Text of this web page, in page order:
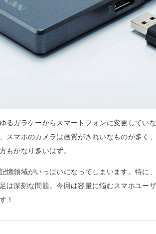
るガラケーからスマートフォンに変更してい
スマホのカメラは画質がきれいなものが多く
もかなり多いはず。
憶領域がいっぱいになってしまいます。特に
は深刻な問題。今回は容量に悩むスマホユー
！